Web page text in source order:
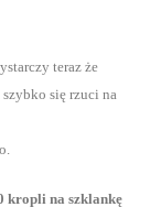
teraz że
się rzuci na
kropli na szklankę